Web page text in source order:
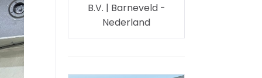
B.V. | Barneveld -
Nederland